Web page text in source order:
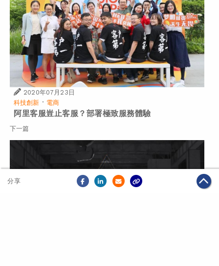
分享
2020年07月23日
科技創新 · 電商
阿里客服豈止客服？部署極致服務體驗
下一篇